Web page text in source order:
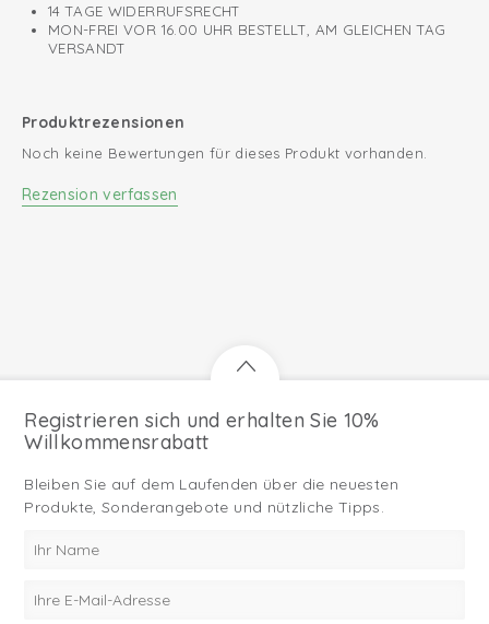
14 TAGE WIDERRUFSRECHT
MON-FREI VOR 16.00 UHR BESTELLT, AM GLEICHEN TAG
VERSANDT
Produktrezensionen
Noch keine Bewertungen für dieses Produkt vorhanden.
Rezension verfassen
Registrieren sich und erhalten Sie 10%
Willkommensrabatt
Bleiben Sie auf dem Laufenden über die neuesten
Produkte, Sonderangebote und nützliche Tipps.